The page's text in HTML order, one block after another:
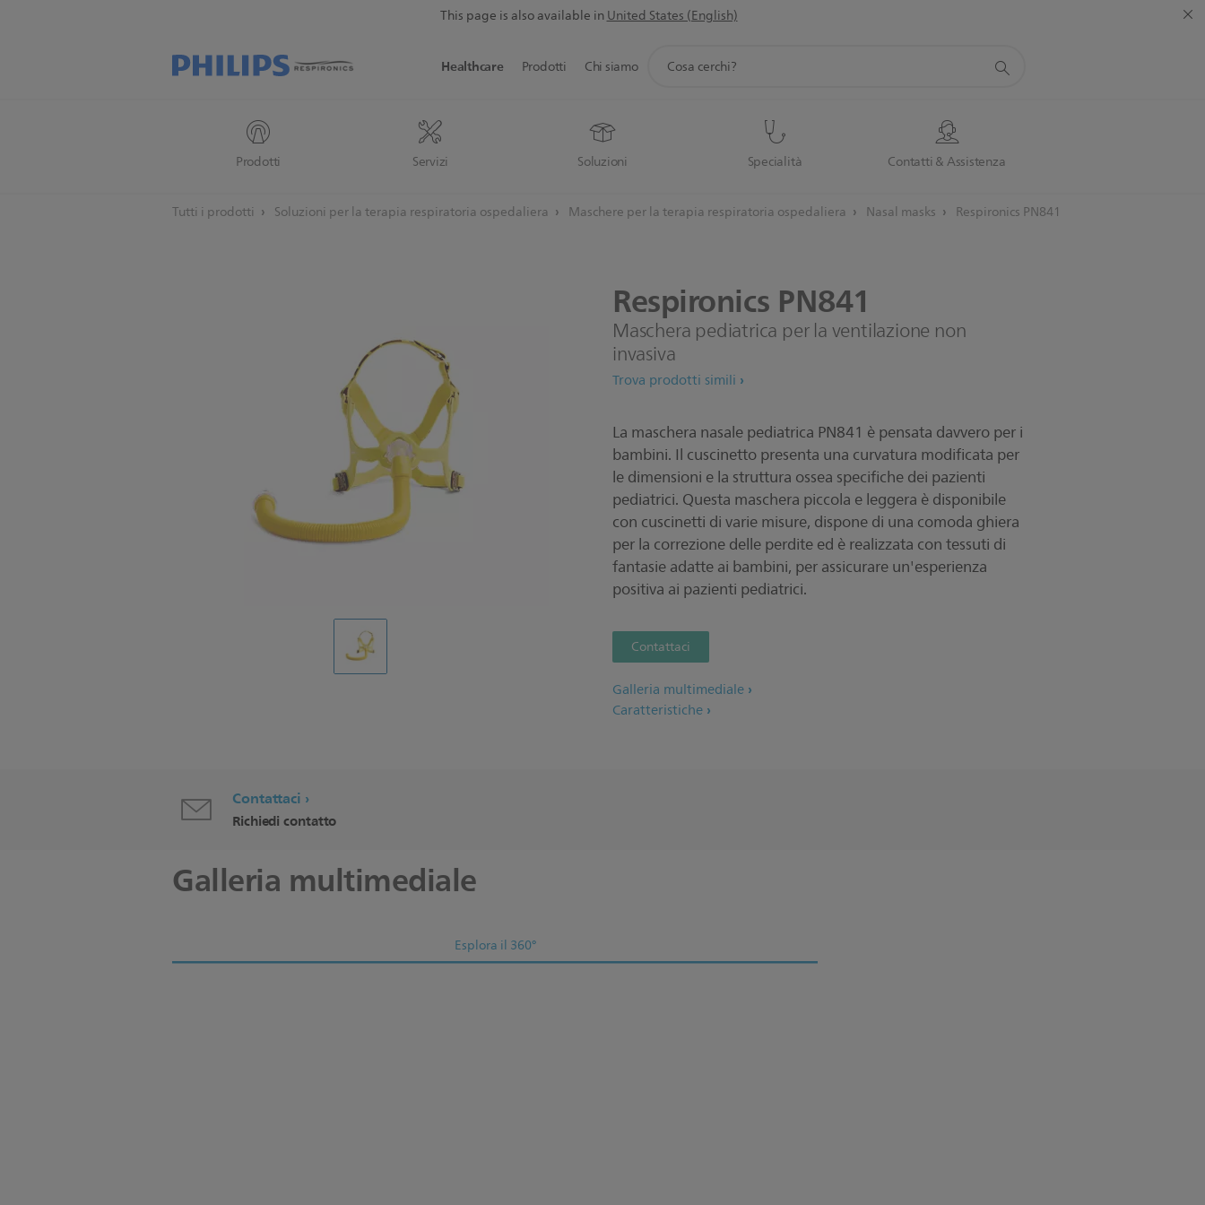
This page is also available inUnited States (English)
Healthcare
Prodotti Servizi Soluzioni Specialità Contatti & Assistenza
Prodotti Chi siamo
supporto
Tutti i prodotti Soluzioni per la terapia respiratoria ospedaliera Maschere per la terapia respiratoria ospedaliera Nasal masks Respironics PN841
Respironics PN841
Maschera pediatrica per la ventilazione non
invasiva
Trova prodotti simili
La maschera nasale pediatrica PN841 è pensata davvero per i
bambini. Il cuscinetto presenta una curvatura modificata per
le dimensioni e la struttura ossea specifiche dei pazienti
pediatrici. Questa maschera piccola e leggera è disponibile
con cuscinetti di varie misure, dispone di una comoda ghiera
per la correzione delle perdite ed è realizzata con tessuti di
fantasie adatte ai bambini, per assicurare un'esperienza
positiva ai pazienti pediatrici.
Contattaci
Galleria multimediale
Caratteristiche
Contattaci
Richiedi contatto
Galleria multimediale
Esplora il 360°